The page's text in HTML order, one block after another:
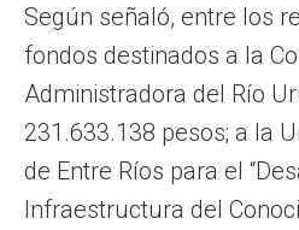
Según señaló, entre los
fondos destinados a la
Administradora del Río
231.633.138 pesos; a la
de Entre Ríos para el
Infraestructura del